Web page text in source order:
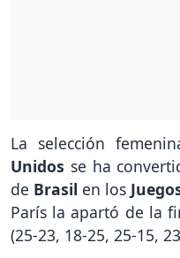
La selección
Unidos se ha
de Brasil en los
París la apartó de la
(25-23, 18-25, 25-15,